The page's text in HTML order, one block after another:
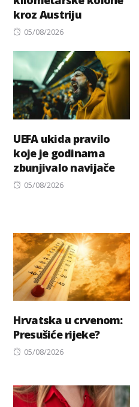
kroz Austriju
Posted
05/08/2026
UEFA ukida pravilo
koje je godinama
zbunjivalo navijače
Posted
05/08/2026
Hrvatska u crvenom:
Presušiće rijeke?
Posted
05/08/2026